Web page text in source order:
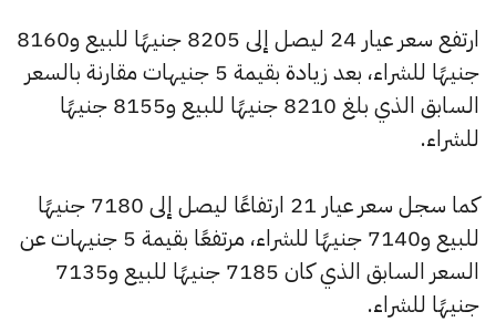
ارتفع سعر عيار 24 ليصل إلى 8205 جنيهًا للبيع و8160
جنيهًا للشراء، بعد زيادة بقيمة 5 جنيهات مقارنة بالسعر
السابق الذي بلغ 8210 جنيهًا للبيع و8155 جنيهًا
للشراء.
كما سجل سعر عيار 21 ارتفاعًا ليصل إلى 7180 جنيهًا
للبيع و7140 جنيهًا للشراء، مرتفعًا بقيمة 5 جنيهات عن
السعر السابق الذي كان 7185 جنيهًا للبيع و7135
جنيهًا للشراء.